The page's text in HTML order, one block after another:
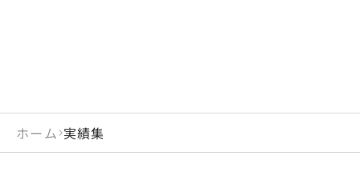
ホーム 実績集